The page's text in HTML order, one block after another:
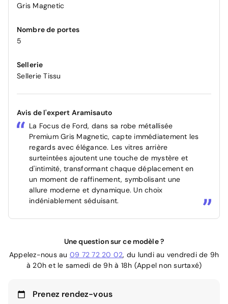
Gris Magnetic
Nombre de portes
5
Sellerie
Sellerie Tissu
Avis de l'expert Aramisauto
La Focus de Ford, dans sa robe métallisée
Premium Gris Magnetic, capte immédiatement les
regards avec élégance. Les vitres arrière
surteintées ajoutent une touche de mystère et
d'intimité, transformant chaque déplacement en
un moment de raffinement, symbolisant une
allure moderne et dynamique. Un choix
indéniablement séduisant.
Une question sur ce modèle ?
Appelez-nous au 09 72 72 20 02, du lundi au vendredi de 9h
à 20h et le samedi de 9h à 18h (Appel non surtaxé)
Prenez rendez-vous